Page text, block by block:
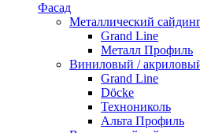
Фасад
Металлический
Grand Line
Металл Профиль
Виниловый /
Grand Line
Döсkе
Технониколь
Альта Профиль